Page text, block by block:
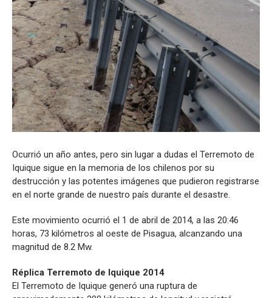
Ocurrió un año antes, pero sin lugar a dudas el Terremoto de
Iquique sigue en la memoria de los chilenos por su
destrucción y las potentes imágenes que pudieron registrarse
en el norte grande de nuestro país durante el desastre.
Este movimiento ocurrió el 1 de abril de 2014, a las 20:46
horas, 73 kilómetros al oeste de Pisagua, alcanzando una
magnitud de 8.2 Mw.
Réplica Terremoto de Iquique 2014
El Terremoto de Iquique generó una ruptura de